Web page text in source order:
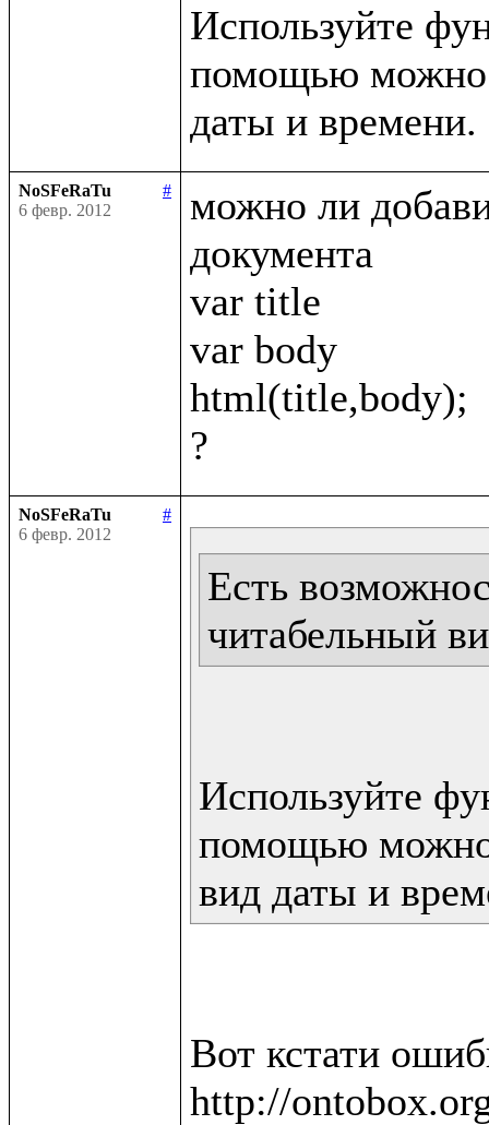
Используйте
помощью можно
NoSFeRaTu
#
6 февр. 2012
можно ли
документа
var title
var body
html(title,body);
NoSFeRaTu
#
6 февр. 2012
Есть
читабельный
Используйте
помощью
вид даты и
Вот кстати
http://